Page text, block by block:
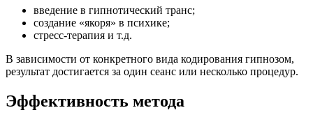
введение в гипнотический транс;
создание «якоря» в психике;
стресс-терапия и т.д.
В зависимости от конкретного вида кодирования гипнозом,
результат достигается за один сеанс или несколько процедур.
Эффективность метода